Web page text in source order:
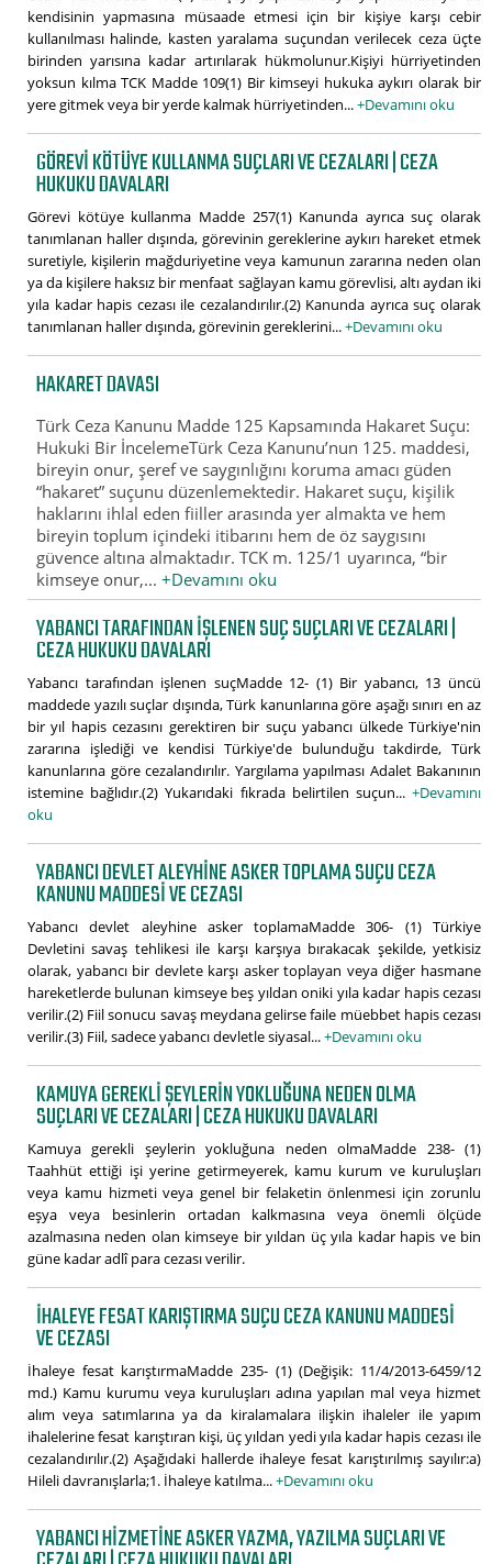
kendisinin yapmasına müsaade etmesi için bir kişiye karşı cebir
kullanılması halinde, kasten yaralama suçundan verilecek ceza üçte
birinden yarısına kadar artırılarak hükmolunur.Kişiyi hürriyetinden
yoksun kılma TCK Madde 109(1) Bir kimseyi hukuka aykırı olarak bir
yere gitmek veya bir yerde kalmak hürriyetinden...+Devamını oku
GÖREVI KÖTÜYE KULLANMA SUÇLARI VE CEZALARI | CEZA
HUKUKU DAVALARI
Görevi kötüye kullanma Madde 257(1) Kanunda ayrıca suç olarak
tanımlanan haller dışında, görevinin gereklerine aykırı hareket etmek
suretiyle, kişilerin mağduriyetine veya kamunun zararına neden olan
ya da kişilere haksız bir menfaat sağlayan kamu görevlisi, altı aydan iki
yıla kadar hapis cezası ile cezalandırılır.(2) Kanunda ayrıca suç olarak
tanımlanan haller dışında, görevinin gereklerini...+Devamını oku
HAKARET DAVASI
Türk Ceza Kanunu Madde 125 Kapsamında Hakaret Suçu:
Hukuki Bir İncelemeTürk Ceza Kanunu’nun 125. maddesi,
bireyin onur, şeref ve saygınlığını koruma amacı güden
“hakaret” suçunu düzenlemektedir. Hakaret suçu, kişilik
haklarını ihlal eden fiiller arasında yer almakta ve hem
bireyin toplum içindeki itibarını hem de öz saygısını
güvence altına almaktadır. TCK m. 125/1 uyarınca, “bir
kimseye onur,...+Devamını oku
YABANCI TARAFINDAN IŞLENEN SUÇ SUÇLARI VE CEZALARI |
CEZA HUKUKU DAVALARI
Yabancı tarafından işlenen suçMadde 12- (1) Bir yabancı, 13 üncü
maddede yazılı suçlar dışında, Türk kanunlarına göre aşağı sınırı en az
bir yıl hapis cezasını gerektiren bir suçu yabancı ülkede Türkiye'nin
zararına işlediği ve kendisi Türkiye'de bulunduğu takdirde, Türk
kanunlarına göre cezalandırılır. Yargılama yapılması Adalet Bakanının
istemine bağlıdır.(2) Yukarıdaki fıkrada belirtilen suçun... +Devamını
oku
YABANCI DEVLET ALEYHINE ASKER TOPLAMA SUÇU CEZA
KANUNU MADDESI VE CEZASI
Yabancı devlet aleyhine asker toplamaMadde 306- (1) Türkiye
Devletini savaş tehlikesi ile karşı karşıya bırakacak şekilde, yetkisiz
olarak, yabancı bir devlete karşı asker toplayan veya diğer hasmane
hareketlerde bulunan kimseye beş yıldan oniki yıla kadar hapis cezası
verilir.(2) Fiil sonucu savaş meydana gelirse faile müebbet hapis cezası
verilir.(3) Fiil, sadece yabancı devletle siyasal...+Devamını oku
KAMUYA GEREKLI ŞEYLERIN YOKLUĞUNA NEDEN OLMA
SUÇLARI VE CEZALARI | CEZA HUKUKU DAVALARI
Kamuya gerekli şeylerin yokluğuna neden olmaMadde 238- (1)
Taahhüt ettiği işi yerine getirmeyerek, kamu kurum ve kuruluşları
veya kamu hizmeti veya genel bir felaketin önlenmesi için zorunlu
eşya veya besinlerin ortadan kalkmasına veya önemli ölçüde
azalmasına neden olan kimseye bir yıldan üç yıla kadar hapis ve bin
güne kadar adlî para cezası verilir.
İHALEYE FESAT KARIŞTIRMA SUÇU CEZA KANUNU MADDESI
VE CEZASI
İhaleye fesat karıştırmaMadde 235- (1) (Değişik: 11/4/2013-6459/12
md.) Kamu kurumu veya kuruluşları adına yapılan mal veya hizmet
alım veya satımlarına ya da kiralamalara ilişkin ihaleler ile yapım
ihalelerine fesat karıştıran kişi, üç yıldan yedi yıla kadar hapis cezası ile
cezalandırılır.(2) Aşağıdaki hallerde ihaleye fesat karıştırılmış sayılır:a)
Hileli davranışlarla;1. İhaleye katılma...+Devamını oku
YABANCI HIZMETINE ASKER YAZMA, YAZILMA SUÇLARI VE